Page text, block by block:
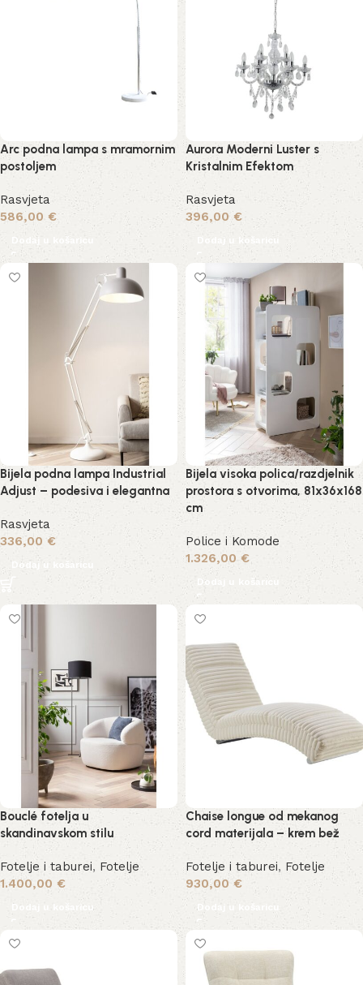
Arc podna lampa s mramornim
postoljem
Rasvjeta
586,00 €
Dodaj u košaricu
Aurora Moderni Luster s
Kristalnim Efektom
Rasvjeta
396,00€
Dodaj u košaricu
Bijela podna lampa Industrial
Adjust – podesiva i elegantna
Rasvjeta
336,00 €
Dodaj u košaricu
Bijela visoka polica/razdjelnik
prostora s otvorima, 81x36x168
cm
Police i Komode
1.326,00 €
Dodaj u košaricu
Bouclé fotelja u
skandinavskom stilu
Fotelje i taburei, Fotelje
1.400,00 €
Dodaj u košaricu
Chaise longue od mekanog
cord materijala – krem bež
Fotelje i taburei, Fotelje
930,00 €
Dodaj u košaricu